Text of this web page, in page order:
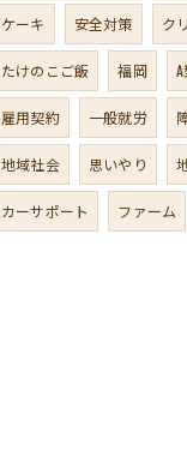
ケーキ 安全対策 ク
たけのこご飯 福岡
雇用契約 一般就労
地域社会 思いやり
カーサポート ファーム